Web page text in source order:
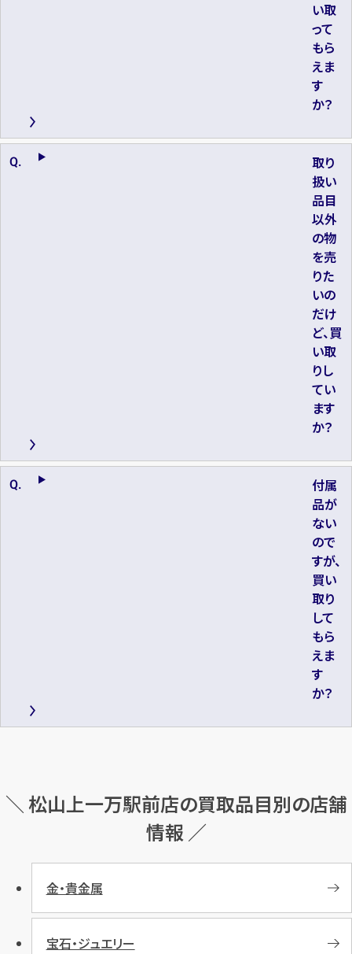
い取
って
もら
えま
す
か？
取り
扱い
品目
以外
の物
を売
りた
いの
だけ
ど、買
い取
りし
てい
ます
か？
付属
品が
ない
ので
すが、
買い
取り
して
もら
えま
す
か？
＼ 松山上一万駅前店の買取品目別の店舗
情報 ／
金・貴金属
宝石・ジュエリー